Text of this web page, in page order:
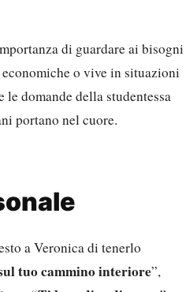
di guardare ai bisogni
o vive in situazioni
domande della studentessa
portano nel cuore.
a Veronica di tenerlo
tuo cammino interiore”,